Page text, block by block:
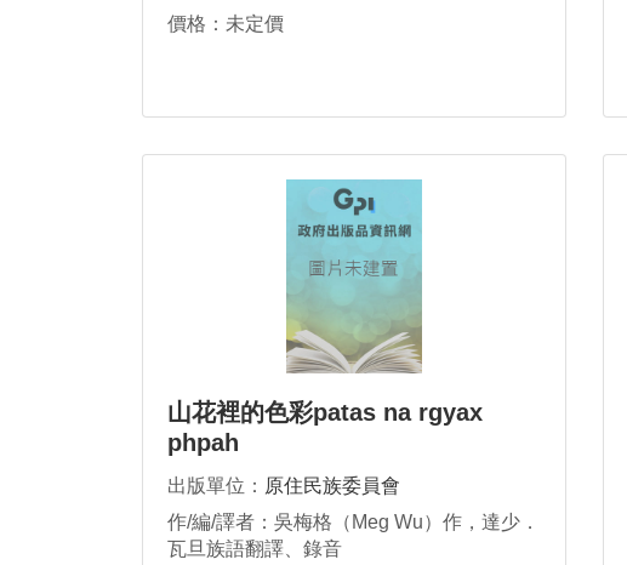
價格：未定價
山花裡的色彩patas na rgyax
phpah
出版單位： 原住民族委員會
作/編/譯者：吳梅格（Meg Wu）作，達少．
瓦旦族語翻譯、錄音